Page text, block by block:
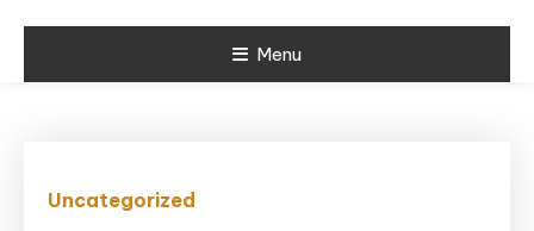
Menu
Uncategorized